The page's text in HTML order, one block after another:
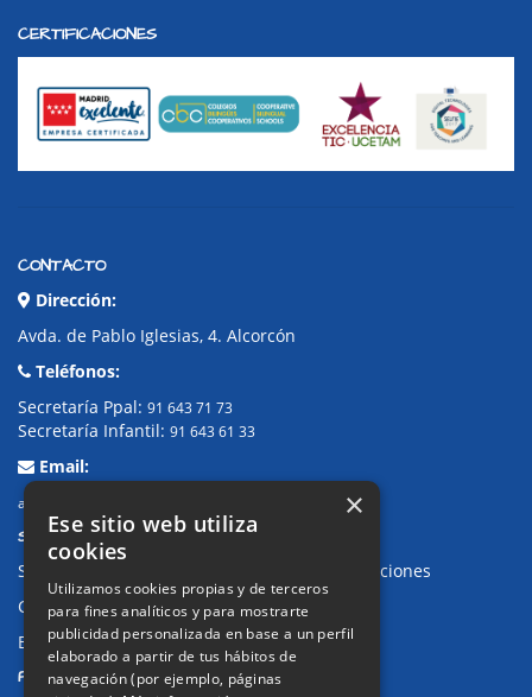
CERTIFICACIONES
CONTACTO
Dirección:
Avda. de Pablo Iglesias, 4. Alcorcón
Teléfonos:
Secretaría Ppal: 91 643 71 73
Secretaría Infantil: 91 643 61 33
Email:
alkor@colegioalkor.com
SUGERENCIAS Y CANAL DE DENUNCIAS
Sugerencias, Quejas, Reclamaciones y Felicitaciones
Canal de denuncias
Buzón denuncia drogas CM
PRIVACIDAD
×
Ese sitio web utiliza
cookies
Utilizamos cookies propias y de terceros
para fines analíticos y para mostrarte
publicidad personalizada en base a un perfil
elaborado a partir de tus hábitos de
navegación (por ejemplo, páginas